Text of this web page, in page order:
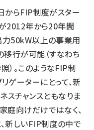
からFIP制度がスター
が2012年から20年間
力50kW以上の事業用
行が可能（すなわち
）。このようなFIP制
ゲーターにとって、新
スチャンスともなりま
庭向けだけではなく、
新しいFIP制度の中で